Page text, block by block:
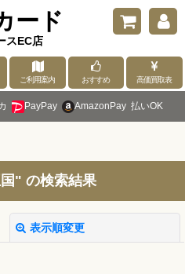
ード
スEC店
ご利用案内 おすすめ 高価買取表
PayPay AmazonPay 払いOK
" の検索結果
表示順変更